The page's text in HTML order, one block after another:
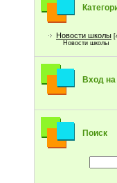
Новости школы
Новости школы
Вход на
Поиск